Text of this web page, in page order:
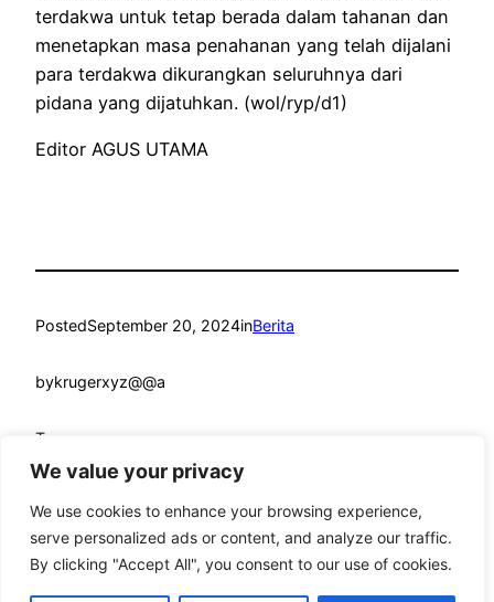
We value your privacy
We use cookies to enhance your browsing experience,
serve personalized ads or content, and analyze our traffic.
By clicking "Accept All", you consent to our use of cookies.
terdakwa untuk tetap berada dalam tahanan dan
menetapkan masa penahanan yang telah dijalani
para terdakwa dikurangkan seluruhnya dari
pidana yang dijatuhkan. (wol/ryp/d1)
Editor AGUS UTAMA
PostedSeptember 20, 2024inBerita
bykrugerxyz@@a
Tags:
mandmcoach.comProudly powered byWordPress